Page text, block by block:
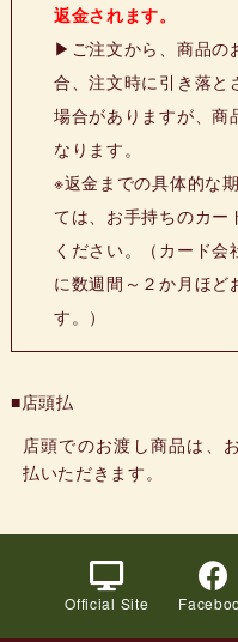
返金されます。
▶ ご注文から、商品
合、注文時に引き落と
場合がありますが、商
なります。
※返金までの具体的な
ては、お手持ちのカ
ください。（カード
に数週間～２か月ほど
す。）
■店頭払
店頭でのお渡し商品は、
払いただきます。
Official Site